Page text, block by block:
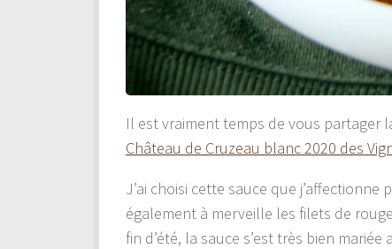
Il est vraiment temps de vous partager
Château de Cruzeau blanc 2020 des
J’ai choisi cette sauce que
également à merveille les filets de
fin d’été, la sauce s’est très bien